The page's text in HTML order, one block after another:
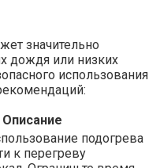
значительно
дождя или низких
использования
Описание
подогрева
к перегреву